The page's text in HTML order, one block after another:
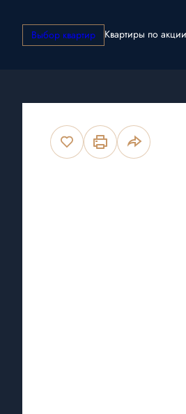
Выбор квартир Квартиры по акции
Студия31.62 м 2 5